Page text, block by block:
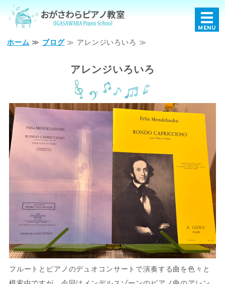
おがさわらピアノ教室
MENU
ホーム
レッスンについて
講師プロフィール
教室概要
お問い合わせ
ホーム ≫ ブログ≫ アレンジいろいろ ≫
アレンジいろいろ
フルートとピアノのデュオコンサートで演奏する曲を色々と